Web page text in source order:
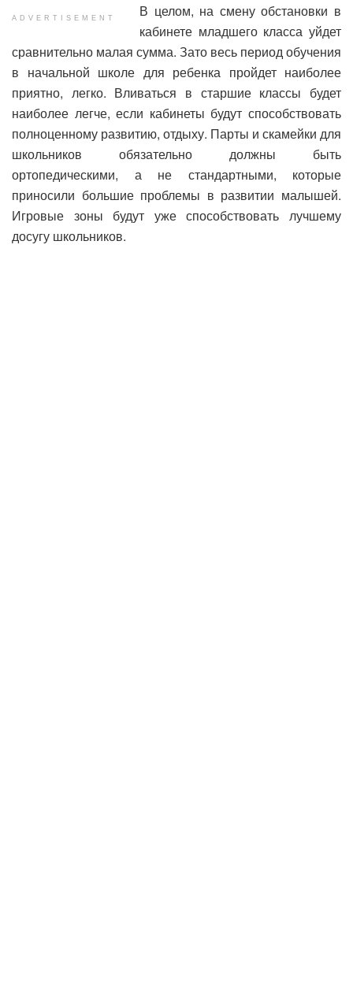
ADVERTISEMENT
В целом, на смену обстановки в
кабинете младшего класса уйдет
сравнительно малая сумма. Зато весь период обучения
в начальной школе для ребенка пройдет наиболее
приятно, легко. Вливаться в старшие классы будет
наиболее легче, если кабинеты будут способствовать
полноценному развитию, отдыху. Парты и скамейки для
школьников обязательно должны быть
ортопедическими, а не стандартными, которые
приносили большие проблемы в развитии малышей.
Игровые зоны будут уже способствовать лучшему
досугу школьников.